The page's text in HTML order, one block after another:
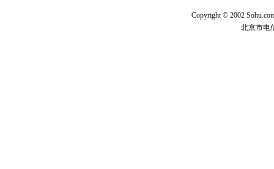
Copyright © 2002
北京市电